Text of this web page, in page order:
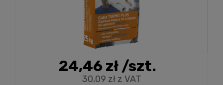
24,46 zł /szt.
30,09 zł z VAT